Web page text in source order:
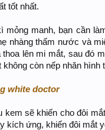
tốt nhất.
mỏng manh, bạn cần
nhàng thấm nước và
lên mi mắt, sau đó
còn nếp nhăn hình
white doctor
kem sẽ khiến cho đôi
kích ứng, khiến đôi mắt